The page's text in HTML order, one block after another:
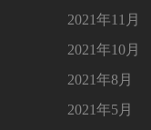
2021年11月
2021年10月
2021年8月
2021年5月